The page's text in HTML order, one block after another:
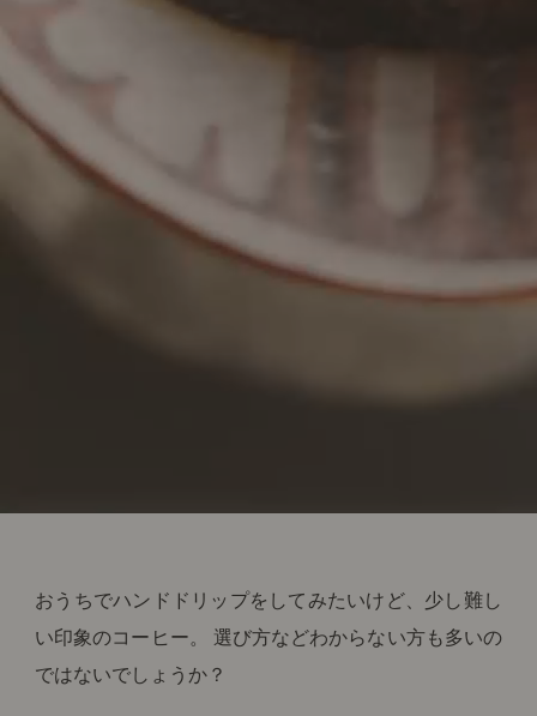
おうちでハンドドリップをしてみたいけど、少し難し
い印象のコーヒー。 選び方などわからない方も多いの
ではないでしょうか？